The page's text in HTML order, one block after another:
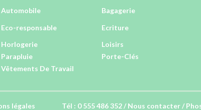
Automobile Bagagerie
Eco-responsable Ecriture
Horlogerie Loisirs
Parapluie Porte-Clés
Vêtements De Travail
légales Tél : 0 555 486 352 /Nous contacter/